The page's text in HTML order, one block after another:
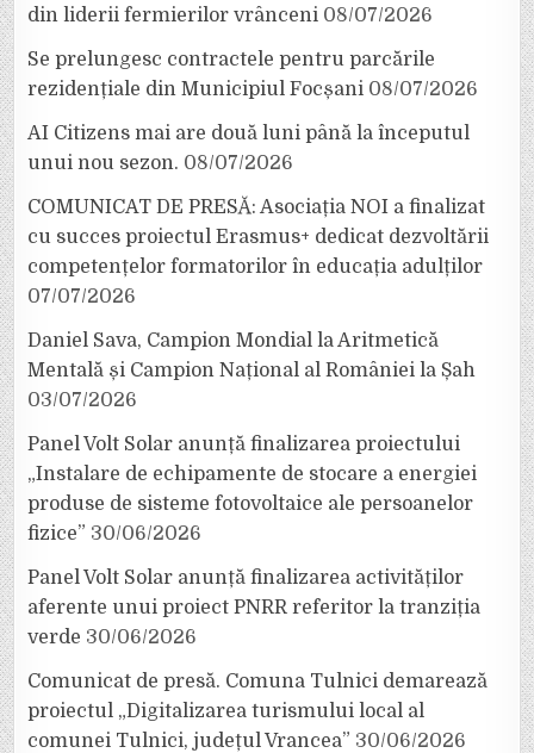
din liderii fermierilor vrânceni 08/07/2026
Se prelungesc contractele pentru parcările
rezidențiale din Municipiul Focșani 08/07/2026
AI Citizens mai are două luni până la începutul
unui nou sezon. 08/07/2026
COMUNICAT DE PRESĂ: Asociația NOI a finalizat
cu succes proiectul Erasmus+ dedicat dezvoltării
competențelor formatorilor în educația adulților
07/07/2026
Daniel Sava, Campion Mondial la Aritmetică
Mentală și Campion Național al României la Șah
03/07/2026
Panel Volt Solar anunță finalizarea proiectului
„Instalare de echipamente de stocare a energiei
produse de sisteme fotovoltaice ale persoanelor
fizice” 30/06/2026
Panel Volt Solar anunță finalizarea activităților
aferente unui proiect PNRR referitor la tranziția
verde 30/06/2026
Comunicat de presă. Comuna Tulnici demarează
proiectul „Digitalizarea turismului local al
comunei Tulnici, județul Vrancea” 30/06/2026